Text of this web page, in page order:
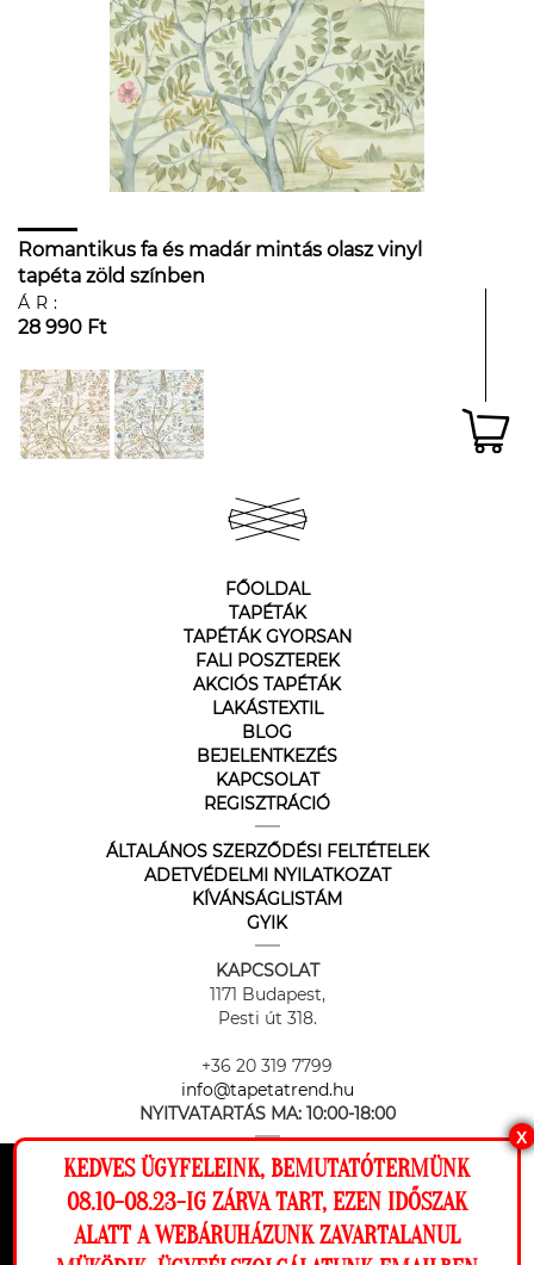
Ez a weboldal cookie-kat használ, hogy a
lehető legjobb élményt nyújtsa honlapunkon.
Beállítások
Romantikus fa és madár mintás olasz vinyl
tapéta zöld színben
ÁR:
28 990 Ft
FŐOLDAL
TAPÉTÁK
TAPÉTÁK GYORSAN
FALI POSZTEREK
AKCIÓS TAPÉTÁK
LAKÁSTEXTIL
BLOG
BEJELENTKEZÉS
KAPCSOLAT
REGISZTRÁCIÓ
ÁLTALÁNOS SZERZŐDÉSI FELTÉTELEK
ADETVÉDELMI NYILATKOZAT
KÍVÁNSÁGLISTÁM
GYIK
KAPCSOLAT
1171 Budapest,
Pesti út 318.
+36 20 319 7799
info@tapetatrend.hu
NYITVATARTÁS MA: 10:00-18:00
X
KEDVES ÜGYFELEINK, BEMUTATÓTERMÜNK
08.10-08.23-IG ZÁRVA TART, EZEN IDŐSZAK
ALATT A WEBÁRUHÁZUNK ZAVARTALANUL